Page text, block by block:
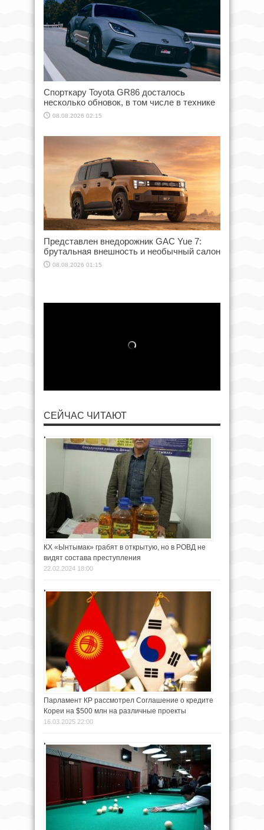
Спорткару Toyota GR86 досталось
несколько обновок, в том числе в технике
08.08.2026 02:15
Представлен внедорожник GAC Yue 7:
брутальная внешность и необычный салон
08.08.2026 01:15
СЕЙЧАС ЧИТАЮТ
КХ «Ынтымак» грабят в открытую, но в РОВД не
видят состава преступления
22.02.2024 18:00
Парламент КР рассмотрел Соглашение о кредите
Кореи на $500 млн на различные проекты
16.03.2025 22:00